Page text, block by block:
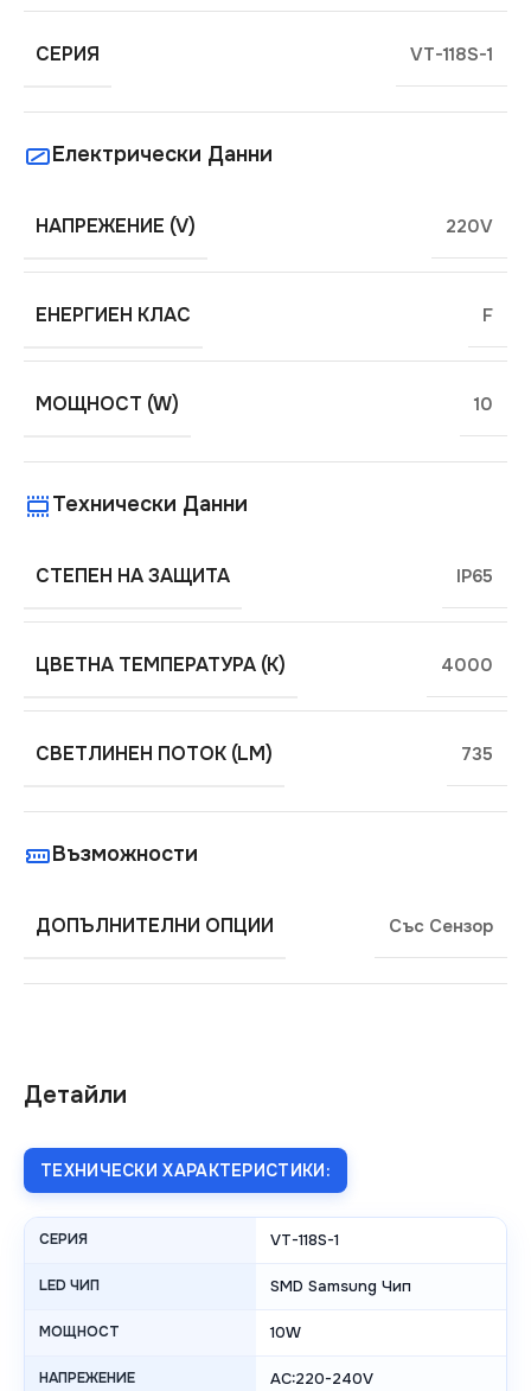
Детайли
ТЕХНИЧЕСКИ ХАРАКТЕРИСТИКИ:
СЕРИЯ VT-118S-1
LED ЧИП SMD Samsung Чип
МОЩНОСТ 10W
НАПРЕЖЕНИЕ AC:220-240V
СЕРИЯ VT-118S-1
Електрически Данни
НАПРЕЖЕНИЕ (V) 220V
ЕНЕРГИЕН КЛАС F
МОЩНОСТ (W) 10
Технически Данни
СТЕПЕН НА ЗАЩИТА IP65
ЦВЕТНА ТЕМПЕРАТУРА (K) 4000
СВЕТЛИНЕН ПОТОК (LM) 735
Възможности
ДОПЪЛНИТЕЛНИ ОПЦИИ Със Сензор